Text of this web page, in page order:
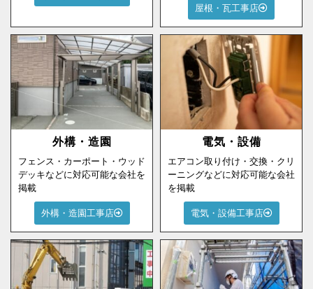
屋根・瓦工事店
外構・造園
フェンス・カーポート・ウッド
デッキなどに対応可能な会社を
掲載
外構・造園工事店
電気・設備
エアコン取り付け・交換・クリ
ーニングなどに対応可能な会社
を掲載
電気・設備工事店